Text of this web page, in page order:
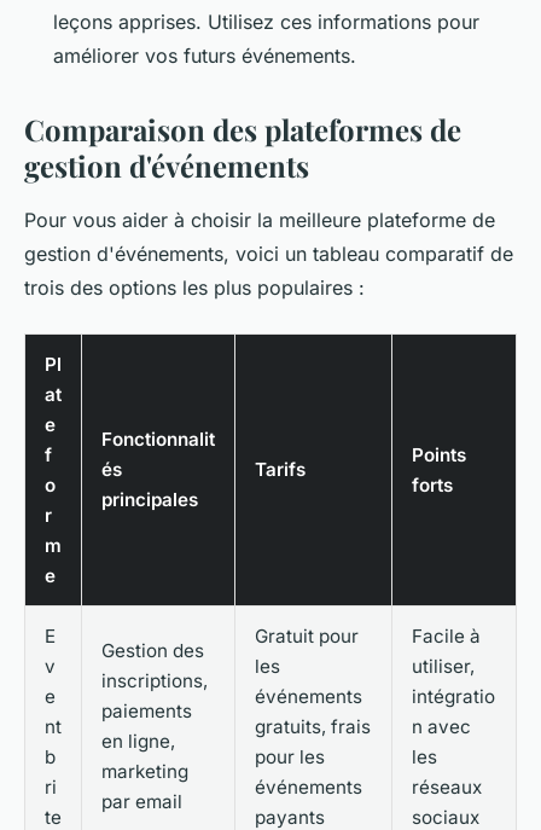
leçons apprises. Utilisez ces informations pour
améliorer vos futurs événements.
Comparaison des plateformes de
gestion d'événements
Pour vous aider à choisir la meilleure plateforme de
gestion d'événements, voici un tableau comparatif de
trois des options les plus populaires :
Pl
at
e
f
o
r
m
e
Fonctionnalit
és
principales
Tarifs
Points
forts
E
v
e
nt
b
ri
te
Gestion des
inscriptions,
paiements
en ligne,
marketing
par email
Gratuit pour
les
événements
gratuits, frais
pour les
événements
payants
Facile à
utiliser,
intégratio
n avec
les
réseaux
sociaux